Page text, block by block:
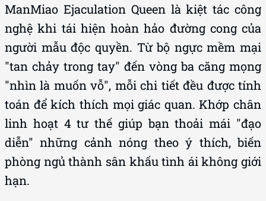
ManMiao Ejaculation Queen là kiệt tác công
nghệ khi tái hiện hoàn hảo đường cong của
người mẫu độc quyền. Từ bộ ngực mềm mại
"tan chảy trong tay" đến vòng ba căng mọng
"nhìn là muốn vỗ", mỗi chi tiết đều được tính
toán để kích thích mọi giác quan. Khớp chân
linh hoạt 4 tư thế giúp bạn thoải mái "đạo
diễn" những cảnh nóng theo ý thích, biến
phòng ngủ thành sân khấu tình ái không giới
hạn.